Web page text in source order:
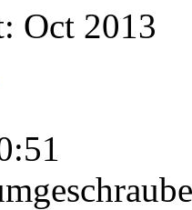
Oct 2013